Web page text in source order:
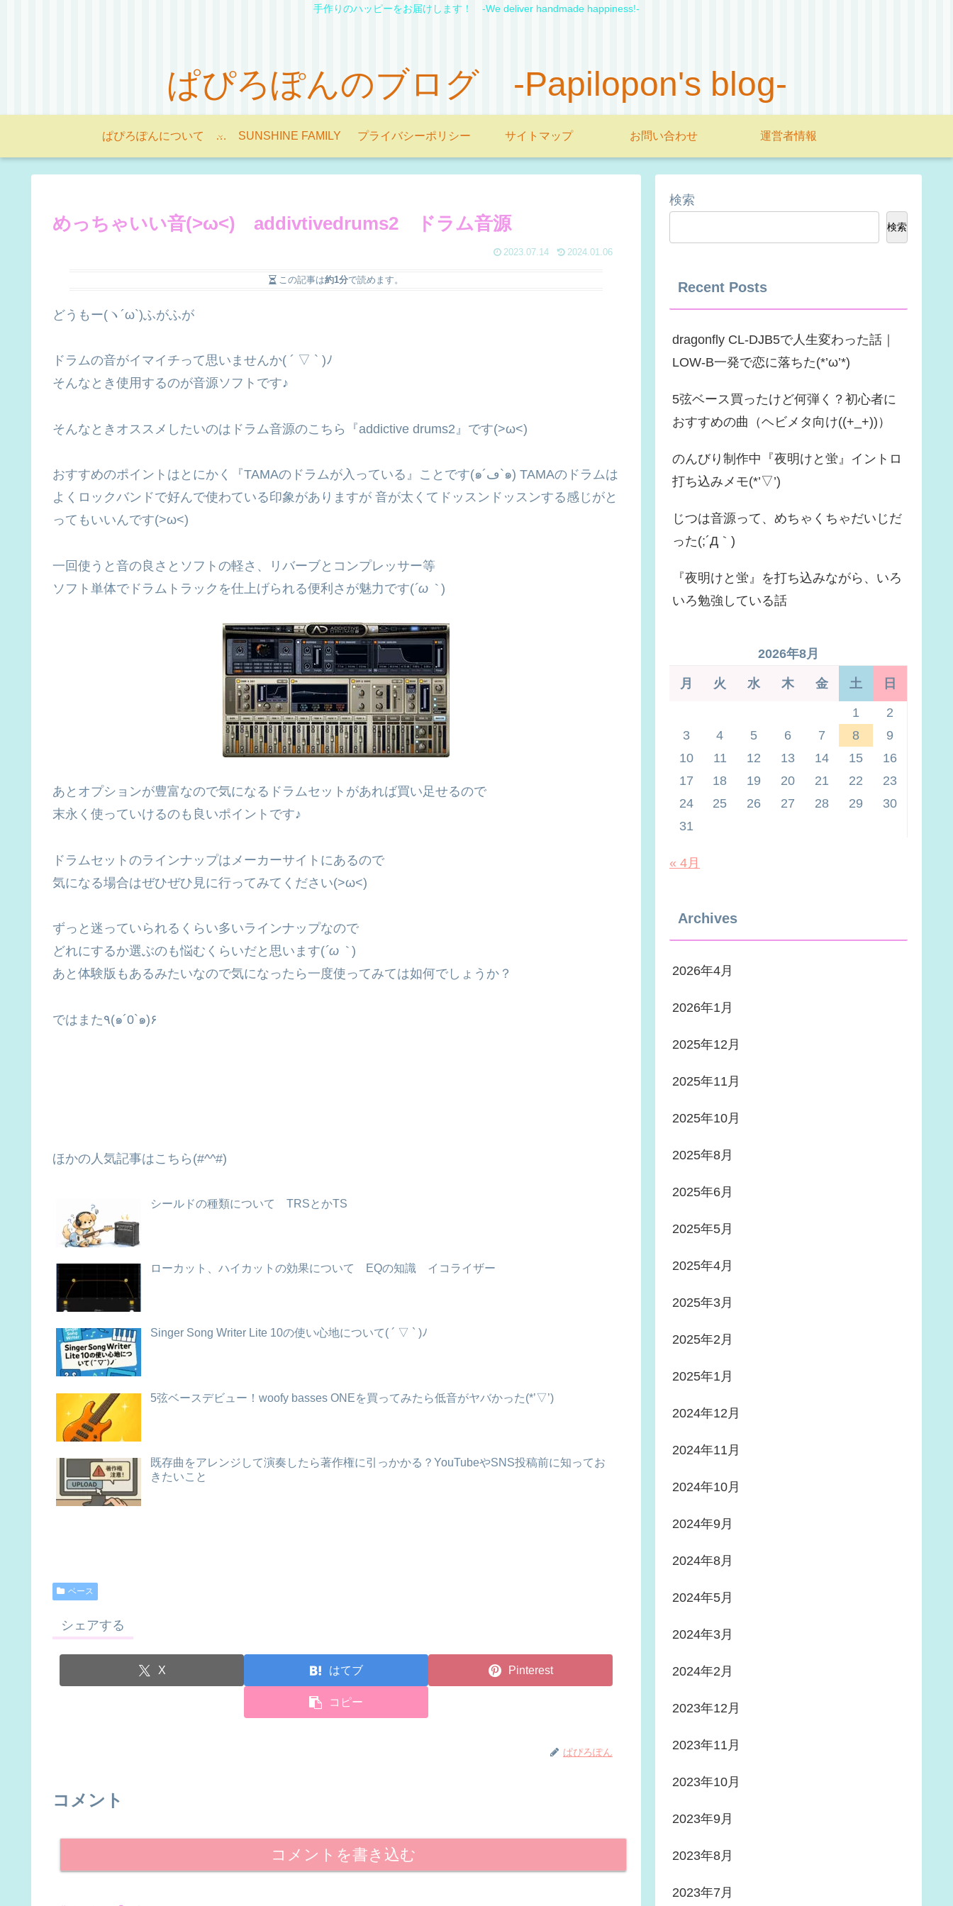
手作りのハッピーをお届けします！ -We deliver handmade happiness!-
ぱぴろぽんのブログ -Papilopon's blog-
ぱぴろぽんについて -About Papilopon- SUNSHINE FAMILY プライバシーポリシー サイトマップ お問い合わせ 運営者情報
めっちゃいい音(>ω<) addivtivedrums2 ドラム音源
2023.07.14 2024.01.06
この記事は約1分で読めます。
どうもー(ヽ´ω`)ふがふが
ドラムの音がイマイチって思いませんか( ´ ▽ ` )ﾉ
そんなとき使用するのが音源ソフトです♪
そんなときオススメしたいのはドラム音源のこちら『addictive drums2』です(>ω<)
おすすめのポイントはとにかく『TAMAのドラムが入っている』ことです(๑´ڡ`๑) TAMAのドラムは
よくロックバンドで好んで使わている印象がありますが 音が太くてドッスンドッスンする感じがと
ってもいいんです(>ω<)
一回使うと音の良さとソフトの軽さ、リバーブとコンプレッサー等
ソフト単体でドラムトラックを仕上げられる便利さが魅力です(´ω｀ )
あとオプションが豊富なので気になるドラムセットがあれば買い足せるので
末永く使っていけるのも良いポイントです♪
ドラムセットのラインナップはメーカーサイトにあるので
気になる場合はぜひぜひ見に行ってみてください(>ω<)
ずっと迷っていられるくらい多いラインナップなので
どれにするか選ぶのも悩むくらいだと思います(´ω｀ )
あと体験版もあるみたいなので気になったら一度使ってみては如何でしょうか？
ではまた٩(๑´0`๑)۶
ほかの人気記事はこちら(#^^#)
シールドの種類について TRSとかTS
ローカット、ハイカットの効果について EQの知識 イコライザー
Singer Song Writer Lite 10の使い心地について( ´ ▽ ` )ﾉ
5弦ベースデビュー！woofy basses ONEを買ってみたら低音がヤバかった(*’▽’)
既存曲をアレンジして演奏したら著作権に引っかかる？YouTubeやSNS投稿前に知ってお
きたいこと
ベース
シェアする
X はてブ Pinterest
コピー
ぱぴろぽん
コメント
コメントを書き込む
検索
検索
Recent Posts
dragonfly CL-DJB5で人生変わった話｜
LOW-B一発で恋に落ちた(*’ω’*)
5弦ベース買ったけど何弾く？初心者に
おすすめの曲（ヘビメタ向け((+_+))）
のんびり制作中『夜明けと蛍』イントロ
打ち込みメモ(*’▽’)
じつは音源って、めちゃくちゃだいじだ
った(;´Д｀)
『夜明けと蛍』を打ち込みながら、いろ
いろ勉強している話
2026年8月
月 火 水 木 金 土 日
1
2
3
4 5 6 7 8
9
10
11 12 13 14 15
16
17
18 19 20 21 22
23
24
25 26 27 28 29
30
31
« 4月
Archives
2026年4月
2026年1月
2025年12月
2025年11月
2025年10月
2025年8月
2025年6月
2025年5月
2025年4月
2025年3月
2025年2月
2025年1月
2024年12月
2024年11月
2024年10月
2024年9月
2024年8月
2024年5月
2024年3月
2024年2月
2023年12月
2023年11月
2023年10月
2023年9月
2023年8月
2023年7月